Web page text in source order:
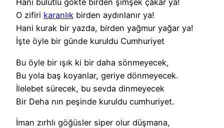
Hani bulutlu gökte birden şimşek çakar ya!
O zifiri karanlık birden aydınlanır ya!
Hani kurak bir yazda, birden yağmur yağar ya!
İşte öyle bir günde kuruldu Cumhuriyet
Bu öyle bir ışık ki bir daha sönmeyecek,
Bu yola baş koyanlar, geriye dönmeyecek.
İlelebet sürecek, bu sevda dinmeyecek
Bir Deha nın peşinde kuruldu cumhuriyet.
İman zırhlı göğüsler siper olur düşmana,